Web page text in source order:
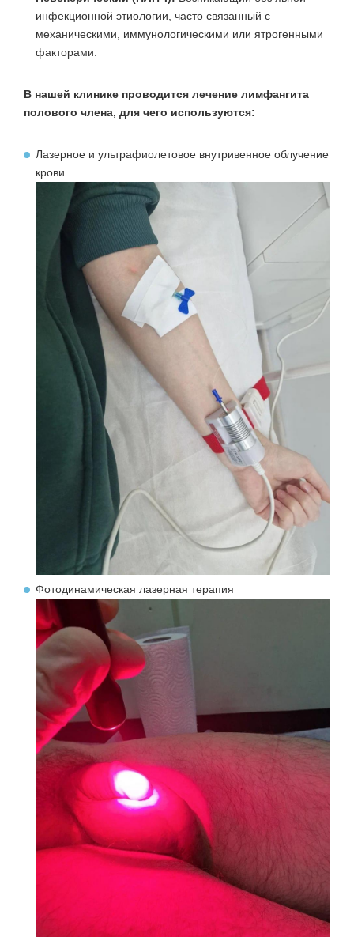
инфекционной этиологии, часто связанный с
механическими, иммунологическими или ятрогенными
факторами.
В нашей клинике проводится лечение лимфангита
полового члена, для чего используются:
Лазерное и ультрафиолетовое внутривенное облучение
крови
Фотодинамическая лазерная терапия